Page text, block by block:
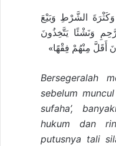
وَكَثْرَةَ الشَّرْطِ وَبَيْعَ
وَنَشْئًا يَتَّخِذُونَ
أَقَلَّ مِنْهُمْ فِقْهًا»
Bersegeralah
sebelum
sufaha’,
hukum dan
putusnya tali